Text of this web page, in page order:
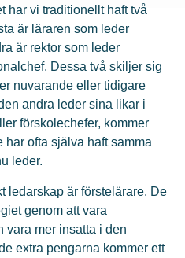
har vi traditionellt haft två
är läraren som leder
är rektor som leder
Dessa två skiljer sig
nuvarande eller tidigare
andra leder sina likar i
förskolechefer, kommer
har ofta själva haft samma
leder.
ledarskap är förstelärare. De
genom att vara
vara mer insatta i den
extra pengarna kommer ett